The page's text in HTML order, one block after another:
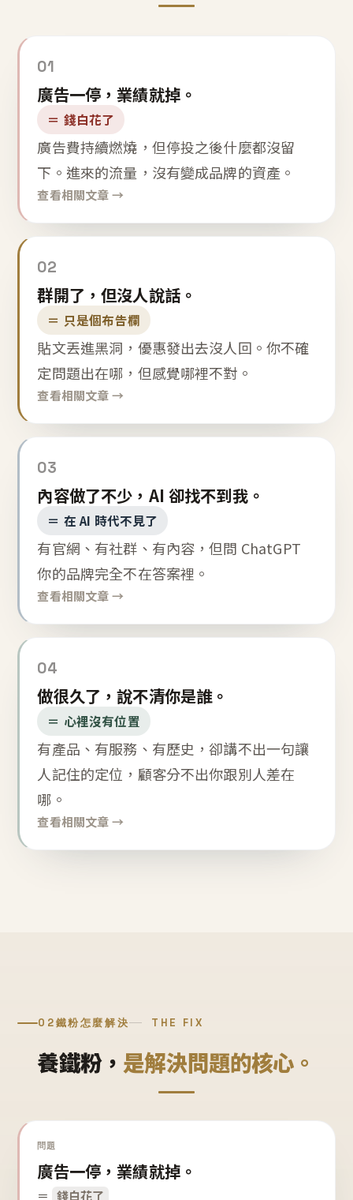
01
廣告一停，業績就掉。
＝ 錢白花了
廣告費持續燃燒，但停投之後什麼都沒留
下。進來的流量，沒有變成品牌的資產。
查看相關文章 →
02
群開了，但沒人說話。
＝ 只是個布告欄
貼文丟進黑洞，優惠發出去沒人回。你不確
定問題出在哪，但感覺哪裡不對。
查看相關文章 →
03
內容做了不少，AI 卻找不到我。
＝ 在 AI 時代不見了
有官網、有社群、有內容，但問 ChatGPT
你的品牌完全不在答案裡。
查看相關文章 →
04
做很久了，說不清你是誰。
＝ 心裡沒有位置
有產品、有服務、有歷史，卻講不出一句讓
人記住的定位，顧客分不出你跟別人差在
哪。
查看相關文章 →
02鐵粉怎麼解決 THE FIX
養鐵粉， 是解決問題的核心。
問題
廣告一停，業績就掉。
＝ 錢白花了